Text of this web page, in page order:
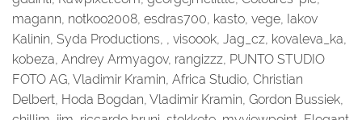
magann, notkoo2008, esdras700, kasto, vege, Iakov
Kalinin, Syda Productions, , visoook, Jag_cz, kovaleva_ka,
kobeza, Andrey Armyagov, rangizzz, PUNTO STUDIO
FOTO AG, Vladimir Kramin, Africa Studio, Christian
Delbert, Hoda Bogdan, Vladimir Kramin, Gordon Bussiek,